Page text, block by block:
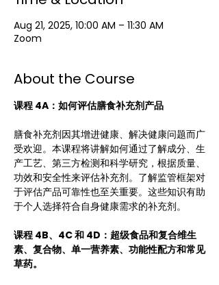
Aug 21, 2025, 10:00 AM – 11:30 AM
Zoom
About the Course
课程 4A：如何评估膳食补充剂产品
膳食补充剂因其增进健康、解决健康问题而广
受欢迎。本课程将讲解如何通过了解成分、生
产工艺、第三方检测和科学研究，根据质量、
功效和安全性来评估补充剂。了解监管框架对
于评估产品可靠性也至关重要。这些知识有助
于个人选择符合自身健康需求的补充剂。
课程 4B、4C 和 4D：超级食品和复合维生
素、复合物、单一营养素、功能性配方和常见
草药。